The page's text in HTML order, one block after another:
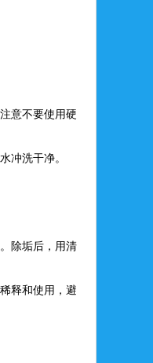
意不要使用硬
冲洗干净。
除垢后，用清
释和使用，避